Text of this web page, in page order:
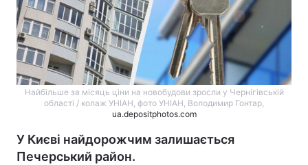
Найбільше за місяць ціни на новобудови зросли у Чернігівській
області / колаж УНІАН, фото УНІАН, Володимир Гонтар,
ua.depositphotos.com
У Києві найдорожчим залишається
Печерський район.